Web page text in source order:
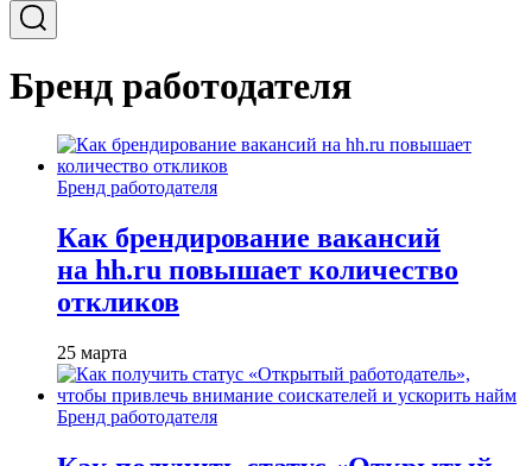
Бренд работодателя
Бренд работодателя
Как брендирование вакансий
на hh.ru повышает количество
откликов
25 марта
Бренд работодателя